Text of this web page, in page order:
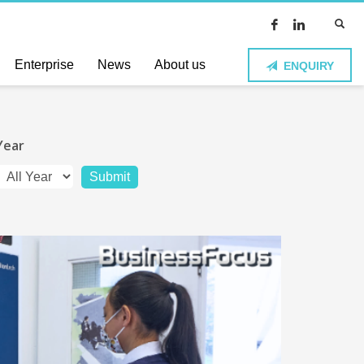
Enterprise News About us ENQUIRY